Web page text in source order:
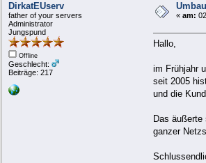
DirkatEUserv
father of your servers
Administrator
Jungspund
Offline
Geschlecht:
Beiträge: 217
« am:
Hallo,
im Frühjahr
seit 2005
und die
Das
ganzer